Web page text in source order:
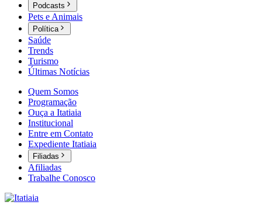
Podcasts
Pets e Animais
Política
Saúde
Trends
Turismo
Últimas Notícias
Quem Somos
Programação
Ouça a Itatiaia
Institucional
Entre em Contato
Expediente Itatiaia
Filiadas
Afiliadas
Trabalhe Conosco